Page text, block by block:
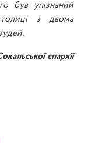
був упізнаний
з двома
єпархії